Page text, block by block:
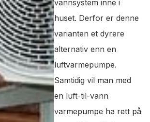
vannsystem inne i
huset. Derfor er denne
varianten et dyrere
alternativ enn en
luftvarmepumpe.
Samtidig vil man med
en luft-til-vann
varmepumpe ha rett på